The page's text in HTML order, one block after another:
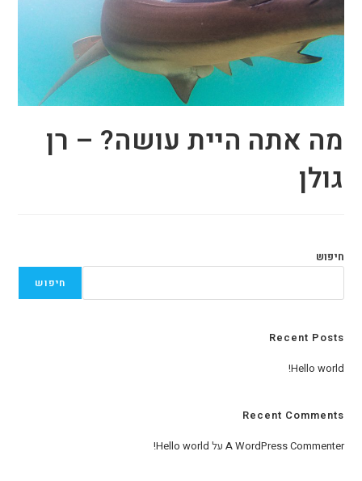
מה אתה היית עושה? – רן
גולן
חיפוש
חיפוש
Recent Posts
Hello world!
Recent Comments
A WordPress Commenter על Hello world!